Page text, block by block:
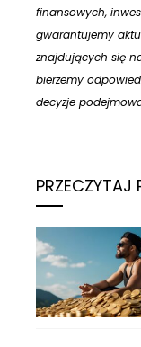
finansowych,
gwarantujemy
znajdujących się
bierzemy
decyzje
PRZECZYTAJ